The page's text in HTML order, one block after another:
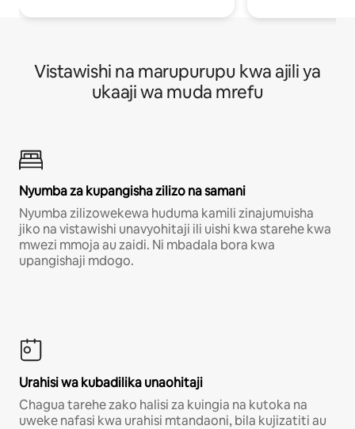
Vistawishi na marupurupu kwa ajili ya
ukaaji wa muda mrefu
Nyumba za kupangisha zilizo na samani
Nyumba zilizowekewa huduma kamili zinajumuisha
jiko na vistawishi unavyohitaji ili uishi kwa starehe kwa
mwezi mmoja au zaidi. Ni mbadala bora kwa
upangishaji mdogo.
Urahisi wa kubadilika unaohitaji
Chagua tarehe zako halisi za kuingia na kutoka na
uweke nafasi kwa urahisi mtandaoni, bila kujizatiti au